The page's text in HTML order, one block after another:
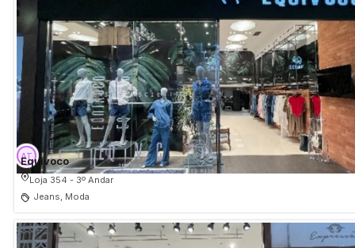
Equivoco
Loja 354 - 3º Andar
Jeans, Moda